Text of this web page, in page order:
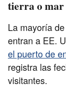
tierra o mar
La mayoría
entran a EE.
el puerto de
registra las
visitantes.